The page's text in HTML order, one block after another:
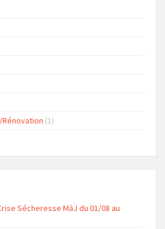
(1)
Sécheresse MàJ du 01/08 au